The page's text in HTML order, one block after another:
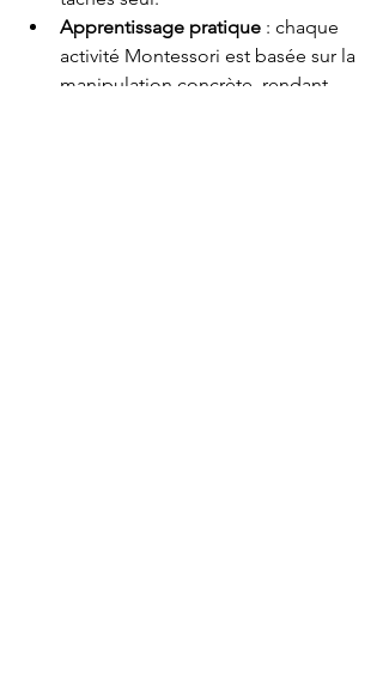
Apprentissage pratique : chaque
activité Montessori est basée sur la
manipulation concrète, rendant